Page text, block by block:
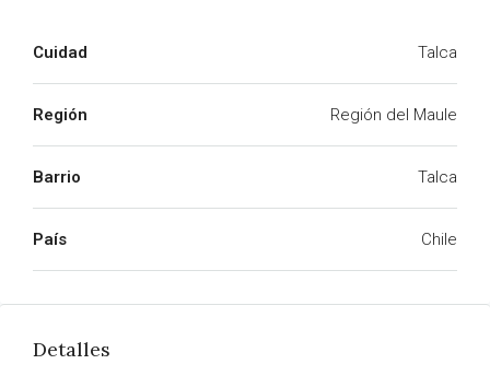
Cuidad Talca
Región Región del Maule
Barrio Talca
País Chile
Detalles